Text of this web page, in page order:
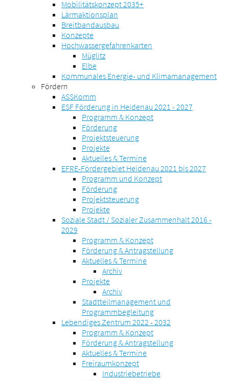
Mobilitätskonzept 2035+
Lärmaktionsplan
Breitbandausbau
Konzepte
Hochwassergefahrenkarten
Müglitz
Elbe
Kommunales Energie- und Klimamanagement
Fördern
ASSKomm
ESF Förderung in Heidenau 2021 - 2027
Programm & Konzept
Förderung
Projektsteuerung
Projekte
Aktuelles & Termine
EFRE-Fördergebiet Heidenau 2021 bis 2027
Programm und Konzept
Förderung
Projektsteuerung
Projekte
Soziale Stadt / Sozialer Zusammenhalt 2016 -
2029
Programm & Konzept
Förderung & Antragstellung
Aktuelles & Termine
Archiv
Projekte
Archiv
Stadtteilmanagement und
Programmbegleitung
Lebendiges Zentrum 2022 - 2032
Programm & Konzept
Förderung & Antragstellung
Aktuelles & Termine
Freiraumkonzept
Industriebetriebe